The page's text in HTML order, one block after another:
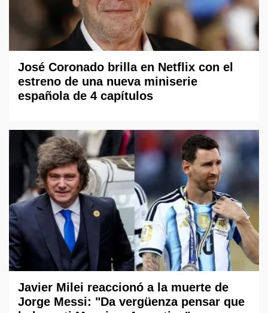
José Coronado brilla en Netflix con el
estreno de una nueva miniserie
española de 4 capítulos
Javier Milei reaccionó a la muerte de
Jorge Messi: "Da vergüenza pensar que